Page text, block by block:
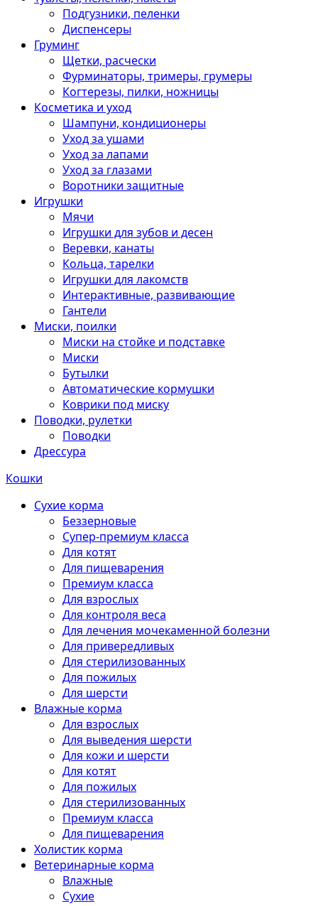
Подгузники, пеленки
Диспенсеры
Груминг
Щетки, расчески
Фурминаторы, тримеры, грумеры
Когтерезы, пилки, ножницы
Косметика и уход
Шампуни, кондиционеры
Уход за ушами
Уход за лапами
Уход за глазами
Воротники защитные
Игрушки
Мячи
Игрушки для зубов и десен
Веревки, канаты
Кольца, тарелки
Игрушки для лакомств
Интерактивные, развивающие
Гантели
Миски, поилки
Миски на стойке и подставке
Миски
Бутылки
Автоматические кормушки
Коврики под миску
Поводки, рулетки
Поводки
Дрессура
Кошки
Сухие корма
Беззерновые
Супер-премиум класса
Для котят
Для пищеварения
Премиум класса
Для взрослых
Для контроля веса
Для лечения мочекаменной болезни
Для привередливых
Для стерилизованных
Для пожилых
Для шерсти
Влажные корма
Для взрослых
Для выведения шерсти
Для кожи и шерсти
Для котят
Для пожилых
Для стерилизованных
Премиум класса
Для пищеварения
Холистик корма
Ветеринарные корма
Влажные
Сухие